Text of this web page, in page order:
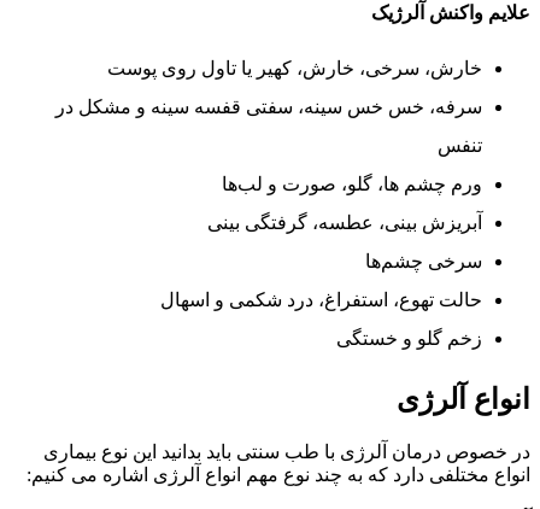
علایم واکنش آلرژیک
خارش، سرخی، خارش، کهیر یا تاول روی پوست
سرفه، خس خس سینه، سفتی قفسه سینه و مشکل در
تنفس
ورم چشم ها، گلو، صورت و لب‌ها
آبریزش بینی، عطسه، گرفتگی بینی
سرخی چشم‌ها
حالت تهوع، استفراغ، درد شکمی و اسهال
زخم گلو و خستگی
انواع آلرژی
در خصوص درمان آلرژی با طب سنتی بايد بدانيد این نوع بیماری
انواع مختلفی دارد که به چند نوع مهم انواع آلرژی اشاره می کنیم: